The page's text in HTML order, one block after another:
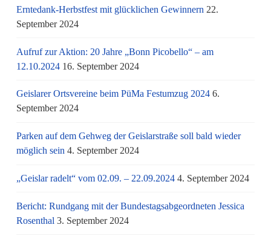
Erntedank-Herbstfest mit glücklichen Gewinnern 22.
September 2024
Aufruf zur Aktion: 20 Jahre „Bonn Picobello“ – am
12.10.2024 16. September 2024
Geislarer Ortsvereine beim PüMa Festumzug 2024 6.
September 2024
Parken auf dem Gehweg der Geislarstraße soll bald wieder
möglich sein 4. September 2024
„Geislar radelt“ vom 02.09. – 22.09.2024 4. September 2024
Bericht: Rundgang mit der Bundestagsabgeordneten Jessica
Rosenthal 3. September 2024